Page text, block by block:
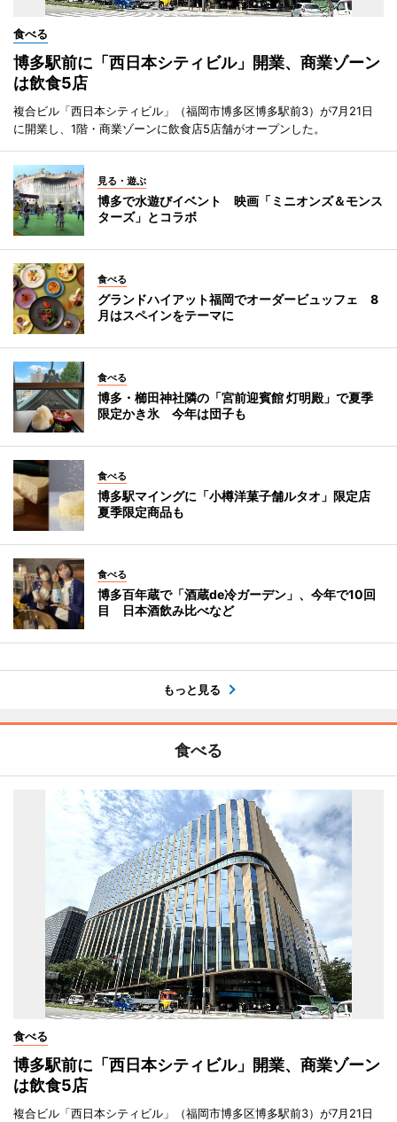
食べる
博多駅前に「西日本シティビル」開業、商業ゾーン
は飲食5店
複合ビル「西日本シティビル」（福岡市博多区博多駅前3）が7月21日
に開業し、1階・商業ゾーンに飲食店5店舗がオープンした。
見る・遊ぶ
博多で水遊びイベント 映画「ミニオンズ＆モンス
ターズ」とコラボ
食べる
グランドハイアット福岡でオーダービュッフェ 8
月はスペインをテーマに
食べる
博多・櫛田神社隣の「宮前迎賓館 灯明殿」で夏季
限定かき氷 今年は団子も
食べる
博多駅マイングに「小樽洋菓子舗ルタオ」限定店
夏季限定商品も
食べる
博多百年蔵で「酒蔵de冷ガーデン」、今年で10回
目 日本酒飲み比べなど
もっと見る
食べる
食べる
博多駅前に「西日本シティビル」開業、商業ゾーン
は飲食5店
複合ビル「西日本シティビル」（福岡市博多区博多駅前3）が7月21日